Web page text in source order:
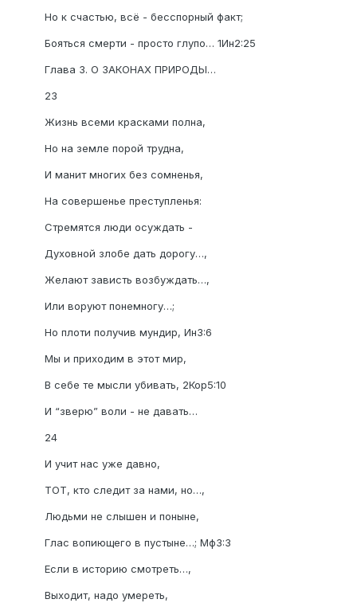
Но к счастью, всё - бесспорный факт;
Бояться смерти - просто глупо… 1Ин2:25
Глава 3. О ЗАКОНАХ ПРИРОДЫ…
23
Жизнь всеми красками полна,
Но на земле порой трудна,
И манит многих без сомненья,
На совершенье преступленья:
Стремятся люди осуждать -
Духовной злобе дать дорогу…,
Желают зависть возбуждать…,
Или воруют понемногу…;
Но плоти получив мундир, Ин3:6
Мы и приходим в этот мир,
В себе те мысли убивать, 2Кор5:10
И “зверю” воли - не давать…
24
И учит нас уже давно,
ТОТ, кто следит за нами, но…,
Людьми не слышен и поныне,
Глас вопиющего в пустыне…; Мф3:3
Если в историю смотреть…,
Выходит, надо умереть,